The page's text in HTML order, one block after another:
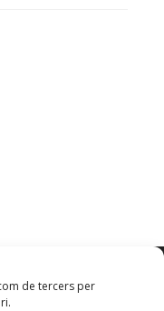
de tercers per